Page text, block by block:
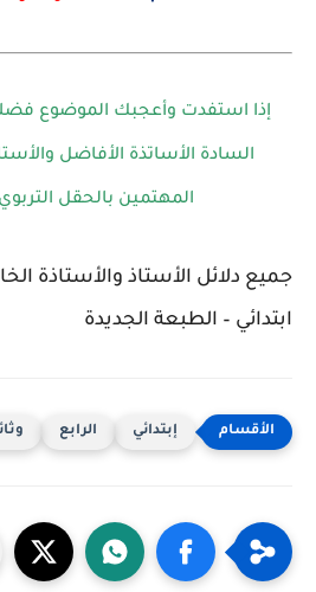
إذا استفدت وأعجبك الموضوع
السادة الأساتذة الأفاضل
المهتمين بالحقل
جميع دلائل الأستاذ والأستاذة
ابتدائي – الطبعة الجديدة
إبتدائي الرابع